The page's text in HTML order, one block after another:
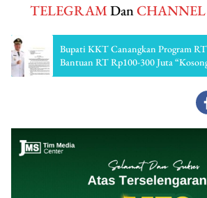
TELEGRAMDanCHANNEL
Bupati KKT Canangkan Program
Bantuan RT Rp100-300 Juta